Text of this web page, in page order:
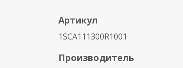
Артикул
1SCA111300R1001
Производитель